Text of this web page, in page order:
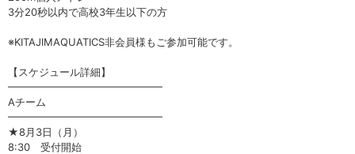
3分20秒以内で高校3年生以下の方
※KITAJIMAQUATICS非会員様もご参加可能です。
【スケジュール詳細】
━━━━━━━━━━━━━━━
Aチーム
━━━━━━━━━━━━━━━
★8月3日（月）
8:30 受付開始